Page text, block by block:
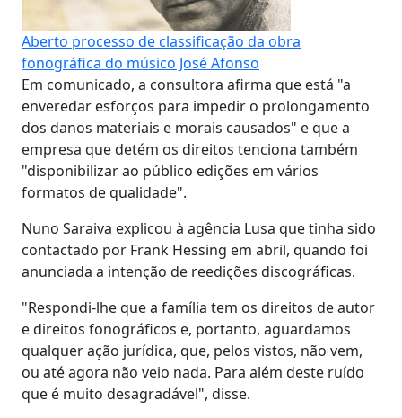
Aberto processo de classificação da obra
fonográfica do músico José Afonso
Em comunicado, a consultora afirma que está "a
enveredar esforços para impedir o prolongamento
dos danos materiais e morais causados" e que a
empresa que detém os direitos tenciona também
"disponibilizar ao público edições em vários
formatos de qualidade".
Nuno Saraiva explicou à agência Lusa que tinha sido
contactado por Frank Hessing em abril, quando foi
anunciada a intenção de reedições discográficas.
"Respondi-lhe que a família tem os direitos de autor
e direitos fonográficos e, portanto, aguardamos
qualquer ação jurídica, que, pelos vistos, não vem,
ou até agora não veio nada. Para além deste ruído
que é muito desagradável", disse.